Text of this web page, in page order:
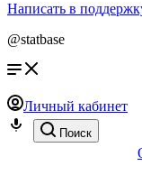
Написать в
@statbase
Личный кабинет
Поиск